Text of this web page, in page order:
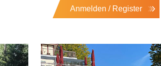
Anmelden / Register